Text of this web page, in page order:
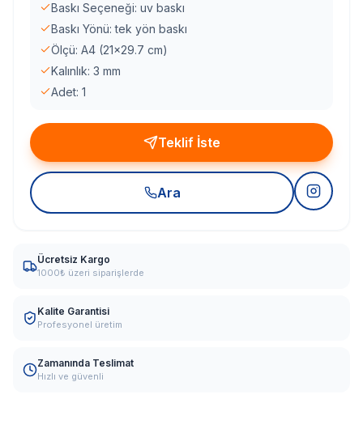
Baskı Seçeneği: uv baskı
Baskı Yönü: tek yön baskı
Ölçü: A4 (21x29.7 cm)
Kalınlık: 3 mm
Adet: 1
Teklif İste
Ara
Ücretsiz Kargo
1000₺ üzeri siparişlerde
Kalite Garantisi
Profesyonel üretim
Zamanında Teslimat
Hızlı ve güvenli